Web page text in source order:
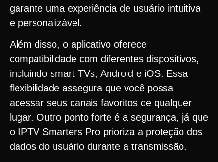
garante uma experiência de usuário intuitiva
e personalizável.
Além disso, o aplicativo oferece
compatibilidade com diferentes dispositivos,
incluindo smart TVs, Android e iOS. Essa
flexibilidade assegura que você possa
acessar seus canais favoritos de qualquer
lugar. Outro ponto forte é a segurança, já que
o IPTV Smarters Pro prioriza a proteção dos
dados do usuário durante a transmissão.